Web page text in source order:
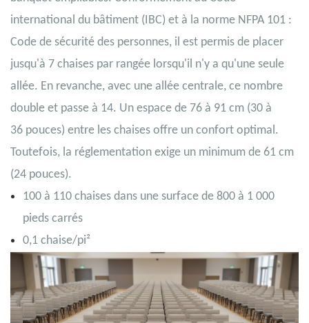
international du bâtiment (IBC) et à la norme NFPA 101 :
Code de sécurité des personnes, il est permis de placer
jusqu'à 7 chaises par rangée lorsqu'il n'y a qu'une seule
allée. En revanche, avec une allée centrale, ce nombre
double et passe à 14. Un espace de 76 à 91 cm (30 à
36 pouces) entre les chaises offre un confort optimal.
Toutefois, la réglementation exige un minimum de 61 cm
(24 pouces).
100 à 110 chaises dans une surface de 800 à 1 000
pieds carrés
0,1 chaise/pi²